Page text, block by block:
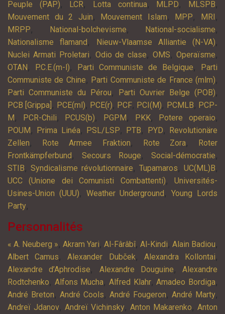
Peuple (PAP), LCR, Lotta continua, MLPD, MLSPB,
Mouvement du 2 Juin, Mouvement Islam, MPP, MRI ,
MRPP, National-bolchevisme, National-socialisme,
Nationalisme flamand , Nieuw-Vlaamse Alliantie (N-VA),
Nuclei Armati Proletari, Odio de clase,OMS,Operaïsme,
OTAN , P.C.E.(m-l), Parti Communiste de Belgique,
Parti
Communiste de Chine, Parti Communiste de France (mlm),
Parti Communiste du Pérou, Parti Ouvrier Belge (POB),
PCB [Grippa] , PCE(ml), PCE(r), PCF, PCI(M), PCMLB, PCP-
M , PCR-Chili, PCUS(b), PGPM , PKK, Potere operaio,
POUM , Prima Linéa, PSL/LSP, PTB, PYD,
Revolutionäre
Zellen, Rote Armee Fraktion, Rote Zora,
Roter
Frontkämpferbund , Secours Rouge, Social-démocratie,
STIB, Syndicalisme révolutionnaire, Tupamaros, UC(ML)B,
UCC (Unione dei Comunisti Combattenti),Universités-
Usines-Union (UUU), Weather Underground ,Young Lords
Party,
Personnalités
« A. Neuberg », Akram Yari, Al-Fârâbî, Al-Kindi, Alain Badiou,
Albert Camus,Alexander Dubček, Alexandra Kollontai,
Alexandre d’Aphrodise, Alexandre Douguine, Alexandre
Rodtchenko, Alfons Mucha,Alfred Klahr,Amadeo Bordiga,
André Breton, André Cools, André Fougeron, André Marty,
Andreï Jdanov, Andreï Vichinsky, Anton Makarenko, Anton